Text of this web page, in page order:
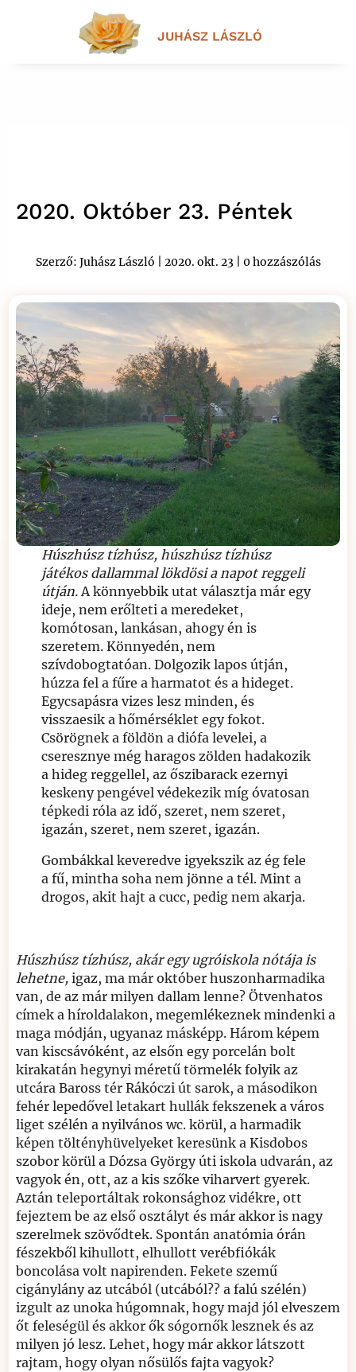
JUHÁSZ LÁSZLÓ
2020. Október 23. Péntek
Szerző: Juhász László 2020. okt. 23| 0 hozzászólás
Húszhúsz tízhúsz, húszhúsz tízhúsz
játékos dallammal lökdösi a napot reggeli
útján.A könnyebbik utat választja már egy
ideje, nem erőlteti a meredeket,
komótosan, lankásan, ahogy én is
szeretem. Könnyedén, nem
szívdobogtatóan. Dolgozik lapos útján,
húzza fel a fűre a harmatot és a hideget.
Egycsapásra vizes lesz minden, és
visszaesik a hőmérséklet egy fokot.
Csörögnek a földön a diófa levelei, a
cseresznye még haragos zölden hadakozik
a hideg reggellel, az őszibarack ezernyi
keskeny pengével védekezik míg óvatosan
tépkedi róla az idő, szeret, nem szeret,
igazán, szeret, nem szeret, igazán.
Gombákkal keveredve igyekszik az ég fele
a fű, mintha soha nem jönne a tél. Mint a
drogos, akit hajt a cucc, pedig nem akarja.
Húszhúsz tízhúsz, akár egy ugróiskola nótája is
lehetne, igaz, ma már október huszonharmadika
van, de az már milyen dallam lenne? Ötvenhatos
címek a híroldalakon, megemlékeznek mindenki a
maga módján, ugyanaz másképp. Három képem
van kiscsávóként, az elsőn egy porcelán bolt
kirakatán hegynyi méretű törmelék folyik az
utcára Baross tér Rákóczi út sarok, a másodikon
fehér lepedővel letakart hullák fekszenek a város
liget szélén a nyilvános wc. körül, a harmadik
képen töltényhüvelyeket keresünk a Kisdobos
szobor körül a Dózsa György úti iskola udvarán, az
vagyok én, ott, az a kis szőke viharvert gyerek.
Aztán teleportáltak rokonsághoz vidékre, ott
fejeztem be az első osztályt és már akkor is nagy
szerelmek szövődtek. Spontán anatómia órán
fészekből kihullott, elhullott verébfiókák
boncolása volt napirenden. Fekete szemű
cigánylány az utcából (utcából?? a falú szélén)
izgult az unoka húgomnak, hogy majd jól elveszem
őt feleségül és akkor ők sógornők lesznek és az
milyen jó lesz. Lehet, hogy már akkor látszott
rajtam, hogy olyan nősülős fajta vagyok?